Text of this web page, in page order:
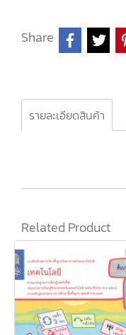
Share
รายละเอียดสินค้า
Related Product